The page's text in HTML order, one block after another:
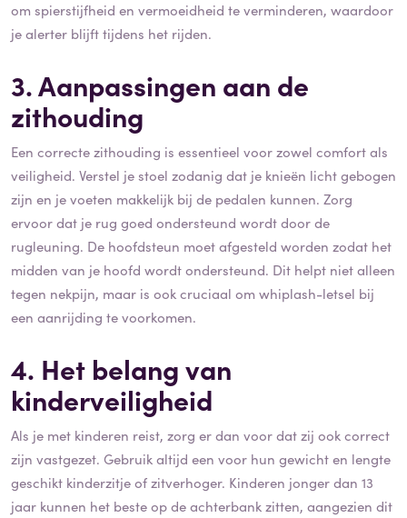
om spierstijfheid en vermoeidheid te verminderen, waardoor
je alerter blijft tijdens het rijden.
3. Aanpassingen aan de
zithouding
Een correcte zithouding is essentieel voor zowel comfort als
veiligheid. Verstel je stoel zodanig dat je knieën licht gebogen
zijn en je voeten makkelijk bij de pedalen kunnen. Zorg
ervoor dat je rug goed ondersteund wordt door de
rugleuning. De hoofdsteun moet afgesteld worden zodat het
midden van je hoofd wordt ondersteund. Dit helpt niet alleen
tegen nekpijn, maar is ook cruciaal om whiplash-letsel bij
een aanrijding te voorkomen.
4. Het belang van
kinderveiligheid
Als je met kinderen reist, zorg er dan voor dat zij ook correct
zijn vastgezet. Gebruik altijd een voor hun gewicht en lengte
geschikt kinderzitje of zitverhoger. Kinderen jonger dan 13
jaar kunnen het beste op de achterbank zitten, aangezien dit